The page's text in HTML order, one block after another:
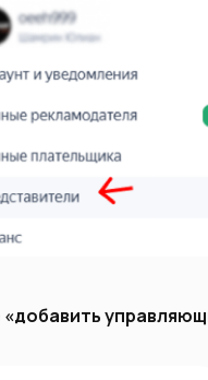
«‎добавить